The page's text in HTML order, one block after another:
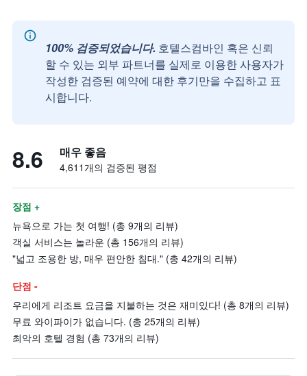
100% 검증되었습니다. 호텔스컴바인 혹은 신뢰
할 수 있는 외부 파트너를 실제로 이용한 사용자가
작성한 검증된 예약에 대한 후기만을 수집하고 표
시합니다.
8.6 매우 좋음
4,611개의 검증된 평점
장점 +
뉴욕으로 가는 첫 여행! (총 9개의 리뷰)
객실 서비스는 놀라운 (총 156개의 리뷰)
"넓고 조용한 방, 매우 편안한 침대." (총 42개의 리뷰)
단점 -
우리에게 리조트 요금을 지불하는 것은 재미있다! (총 8개의 리뷰)
무료 와이파이가 없습니다. (총 25개의 리뷰)
최악의 호텔 경험 (총 73개의 리뷰)